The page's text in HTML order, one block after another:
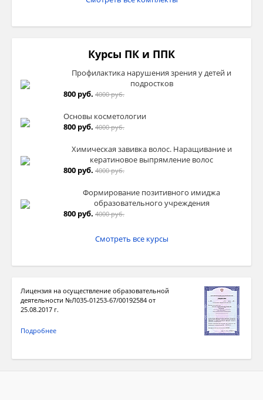
Курсы ПК и ППК
Профилактика нарушения зрения у детей и
подростков
800 руб. 4000 руб.
Основы косметологии
800 руб. 4000 руб.
Химическая завивка волос. Наращивание и
кератиновое выпрямление волос
800 руб. 4000 руб.
Формирование позитивного имиджа
образовательного учреждения
800 руб. 4000 руб.
Смотреть все курсы
Лицензия на осуществление образовательной
деятельности №Л035-01253-67/00192584 от
25.08.2017 г.
Подробнее